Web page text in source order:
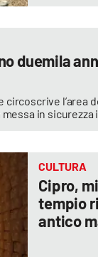
duemila
l’area
in
CULTURA
Cipro,
tempio
antico